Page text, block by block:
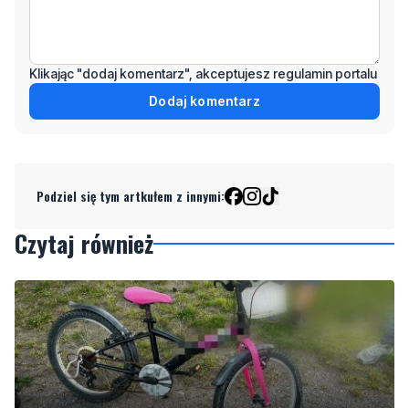
Podziel się tym artkułem z innymi:
Czytaj również